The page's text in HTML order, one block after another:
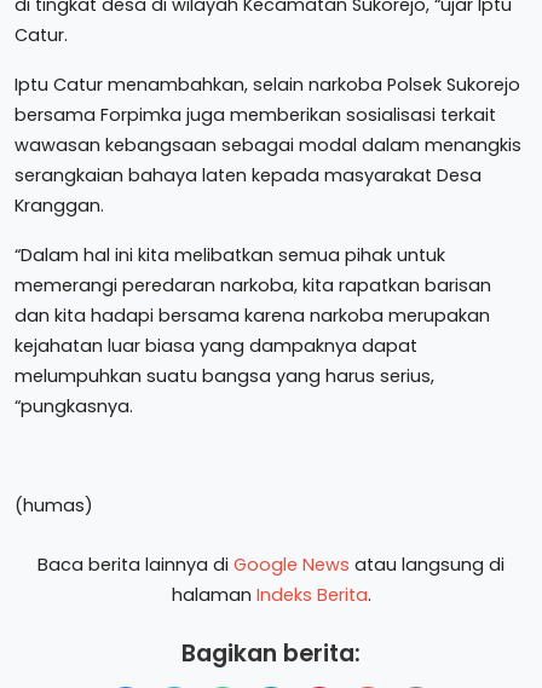
di tingkat desa di wilayah Kecamatan Sukorejo, “ujar Iptu
Catur.
Iptu Catur menambahkan, selain narkoba Polsek Sukorejo
bersama Forpimka juga memberikan sosialisasi terkait
wawasan kebangsaan sebagai modal dalam menangkis
serangkaian bahaya laten kepada masyarakat Desa
Kranggan.
“Dalam hal ini kita melibatkan semua pihak untuk
memerangi peredaran narkoba, kita rapatkan barisan
dan kita hadapi bersama karena narkoba merupakan
kejahatan luar biasa yang dampaknya dapat
melumpuhkan suatu bangsa yang harus serius,
“pungkasnya.
(humas)
Baca berita lainnya di Google News atau langsung di
halaman Indeks Berita.
Bagikan berita: